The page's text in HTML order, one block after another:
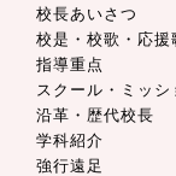
校長あいさつ
校是・校歌・応援
指導重点
スクール・ミッ
沿革・歴代校長
学科紹介
強行遠足